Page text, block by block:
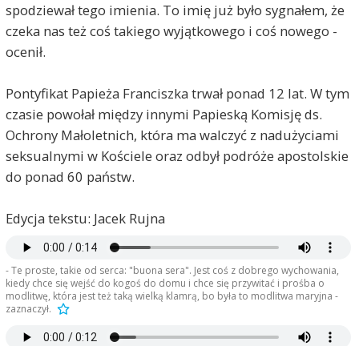
spodziewał tego imienia. To imię już było sygnałem, że
czeka nas też coś takiego wyjątkowego i coś nowego -
ocenił.
Pontyfikat Papieża Franciszka trwał ponad 12 lat. W tym
czasie powołał między innymi Papieską Komisję ds.
Ochrony Małoletnich, która ma walczyć z nadużyciami
seksualnymi w Kościele oraz odbył podróże apostolskie
do ponad 60 państw.
Edycja tekstu: Jacek Rujna
- Te proste, takie od serca: "buona sera". Jest coś z dobrego wychowania,
kiedy chce się wejść do kogoś do domu i chce się przywitać i prośba o
modlitwę, która jest też taką wielką klamrą, bo była to modlitwa maryjna -
zaznaczył.